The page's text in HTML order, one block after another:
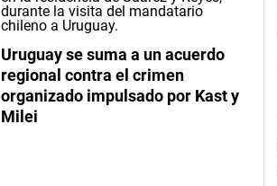
Uruguay se suma a un acuerdo
regional contra el crimen
organizado impulsado por Kast y
Milei